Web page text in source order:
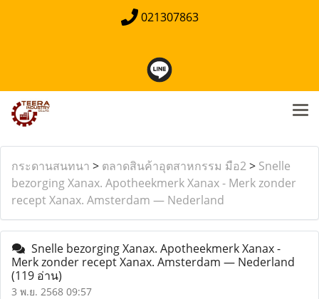
021307863
กระดานสนทนา > ตลาดสินค้าอุตสาหกรรม มือ2> Snelle
bezorging Xanax. Apotheekmerk Xanax - Merk zonder
recept Xanax. Amsterdam — Nederland
Snelle bezorging Xanax. Apotheekmerk Xanax -
Merk zonder recept Xanax. Amsterdam — Nederland
(119 อ่าน)
3 พ.ย. 2568 09:57